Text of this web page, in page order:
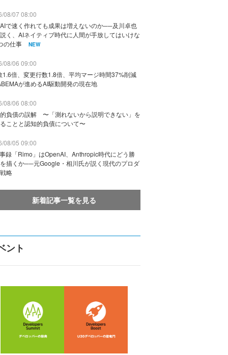
08/07 08:00
で速く作れても成果は増えないのか──及川卓也
く、AIネイティブ時代に人間が手放してはいけな
の仕事
NEW
08/06 09:00
1.6倍、変更行数1.8倍、平均マージ時間37%削減
が進めるAI駆動開発の現在地
08/06 08:00
負債の誤解 〜「測れないから説明できない」を
ことと認知的負債について〜
08/05 09:00
録「Rimo」はOpenAI、Anthropic時代にどう勝
描くか──元Google・相川氏が説く現代のプロダ
略
新着記事一覧を見る
ント